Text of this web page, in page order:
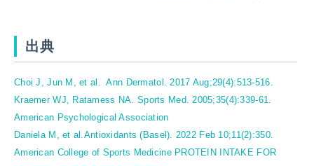
出典
Choi J, Jun M, et al. Ann Dermatol. 2017 Aug;29(4):513-516.
Kraemer WJ, Ratamess NA. Sports Med. 2005;35(4):339-61.
American Psychological Association
Daniela M, et al.Antioxidants (Basel). 2022 Feb 10;11(2):350.
American College of Sports Medicine PROTEIN INTAKE FOR